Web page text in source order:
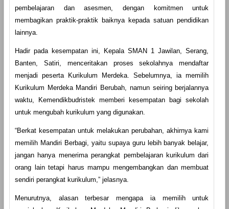
pembelajaran dan asesmen, dengan komitmen untuk
membagikan praktik-praktik baiknya kepada satuan pendidikan
lainnya.
Hadir pada kesempatan ini, Kepala SMAN 1 Jawilan, Serang,
Banten, Satiri, menceritakan proses sekolahnya mendaftar
menjadi peserta Kurikulum Merdeka. Sebelumnya, ia memilih
Kurikulum Merdeka Mandiri Berubah, namun seiring berjalannya
waktu, Kemendikbudristek memberi kesempatan bagi sekolah
untuk mengubah kurikulum yang digunakan.
“Berkat kesempatan untuk melakukan perubahan, akhirnya kami
memilih Mandiri Berbagi, yaitu supaya guru lebih banyak belajar,
jangan hanya menerima perangkat pembelajaran kurikulum dari
orang lain tetapi harus mampu mengembangkan dan membuat
sendiri perangkat kurikulum,” jelasnya.
Menurutnya, alasan terbesar mengapa ia memilih untuk